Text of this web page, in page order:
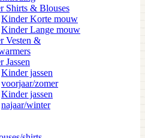
Shirts & Blouses
Kinder Korte mouw
Kinder Lange mouw
Vesten &
Jassen
Kinder jassen
voorjaar/zomer
Kinder jassen
najaar/winter